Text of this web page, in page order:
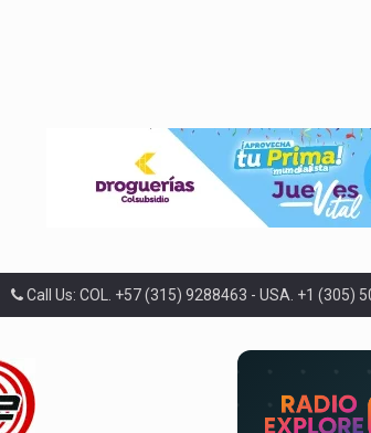
Call Us: COL. +57 (315) 9288463 - USA. +1 (305)